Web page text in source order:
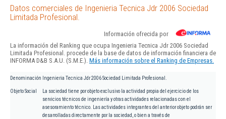
Datos comerciales de Ingenieria Tecnica Jdr 2006 Sociedad
Limitada Profesional.
Información ofrecida por
La información del Ranking que ocupa Ingenieria Tecnica Jdr 2006 Sociedad
Limitada Profesional. procede de la base de datos de información financiera de
INFORMA D&B S.A.U. (S.M.E.). Más información sobre el Ranking de Empresas.
Denominación Ingenieria Tecnica Jdr 2006 Sociedad Limitada Profesional.
Objeto Social
La sociedad tiene por objeto exclusivo la actividad propia del ejercicio de los
servicios técnicos de ingeniería y otras actividades relacionadas con el
asesoramiento técnico. Las actividades integrantes del anterior objeto podrán ser
desarrolladas directamente por la sociedad, o bien a través de